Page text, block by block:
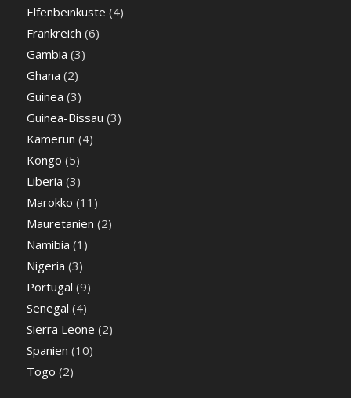
Elfenbeinküste (4)
Frankreich (6)
Gambia (3)
Ghana (2)
Guinea (3)
Guinea-Bissau (3)
Kamerun (4)
Kongo (5)
Liberia (3)
Marokko (11)
Mauretanien (2)
Namibia (1)
Nigeria (3)
Portugal (9)
Senegal (4)
Sierra Leone (2)
Spanien (10)
Togo (2)